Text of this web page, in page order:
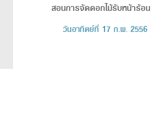
สอนการจัดดอกไม้รับหน้าร้อน
วันอาทิตย์ที่ 17 ก.พ. 2556